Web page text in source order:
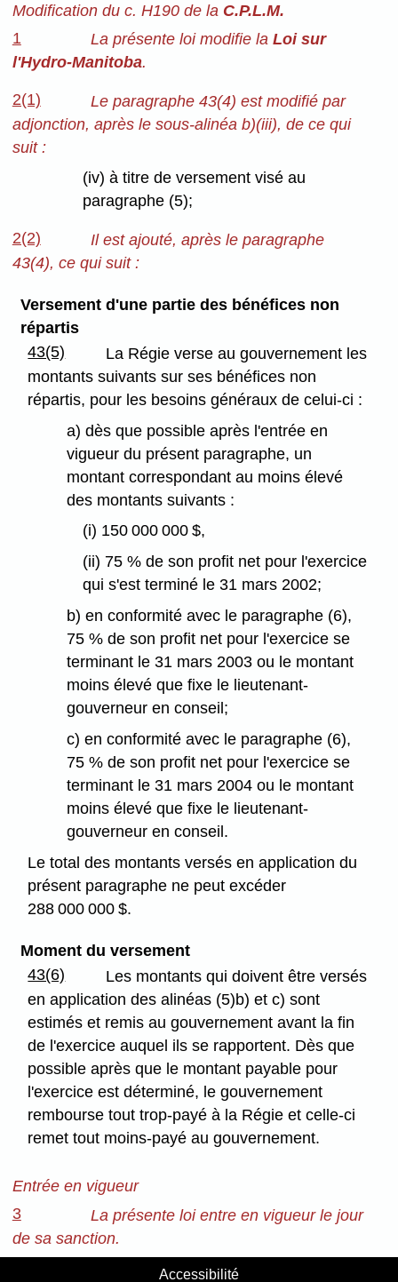
Modification du c. H190 de la C.P.L.M.
1
La présente loi modifie la Loi sur
l'Hydro-Manitoba.
2(1)
Le paragraphe 43(4) est modifié par
adjonction, après le sous-alinéa b)(iii), de ce qui
suit :
(iv) à titre de versement visé au
paragraphe (5);
2(2)
Il est ajouté, après le paragraphe
43(4), ce qui suit :
Versement d'une partie des bénéfices non
répartis
43(5)
La Régie verse au gouvernement les
montants suivants sur ses bénéfices non
répartis, pour les besoins généraux de celui-ci :
a) dès que possible après l'entrée en
vigueur du présent paragraphe, un
montant correspondant au moins élevé
des montants suivants :
(i) 150 000 000 $,
(ii) 75 % de son profit net pour l'exercice
qui s'est terminé le 31 mars 2002;
b) en conformité avec le paragraphe (6),
75 % de son profit net pour l'exercice se
terminant le 31 mars 2003 ou le montant
moins élevé que fixe le lieutenant-
gouverneur en conseil;
c) en conformité avec le paragraphe (6),
75 % de son profit net pour l'exercice se
terminant le 31 mars 2004 ou le montant
moins élevé que fixe le lieutenant-
gouverneur en conseil.
Le total des montants versés en application du
présent paragraphe ne peut excéder
288 000 000 $.
Moment du versement
43(6)
Les montants qui doivent être versés
en application des alinéas (5)b) et c) sont
estimés et remis au gouvernement avant la fin
de l'exercice auquel ils se rapportent. Dès que
possible après que le montant payable pour
l'exercice est déterminé, le gouvernement
rembourse tout trop-payé à la Régie et celle-ci
remet tout moins-payé au gouvernement.
Entrée en vigueur
3
La présente loi entre en vigueur le jour
de sa sanction.
Accessibilité